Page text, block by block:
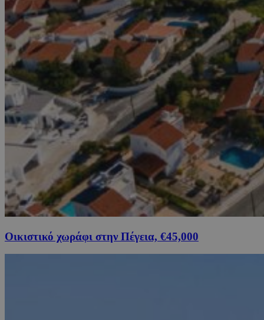
Οικιστικό χωράφι στην Πέγεια, €45,000